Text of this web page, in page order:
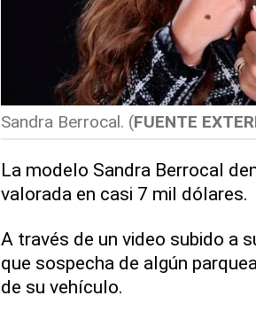
Sandra Berrocal. (FUENTE
La modelo Sandra Berrocal
valorada en casi 7 mil dólares.
A través de un video subido a
que sospecha de algún
de su vehículo.